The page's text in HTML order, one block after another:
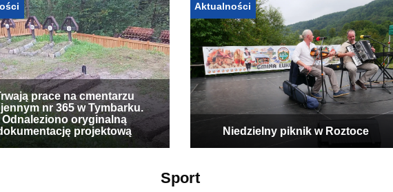
prace na cmentarzu
nr 365 w Tymbarku.
Odnaleziono oryginalną
projektową
Aktualności
Niedzielny piknik w Roztoce
Sport